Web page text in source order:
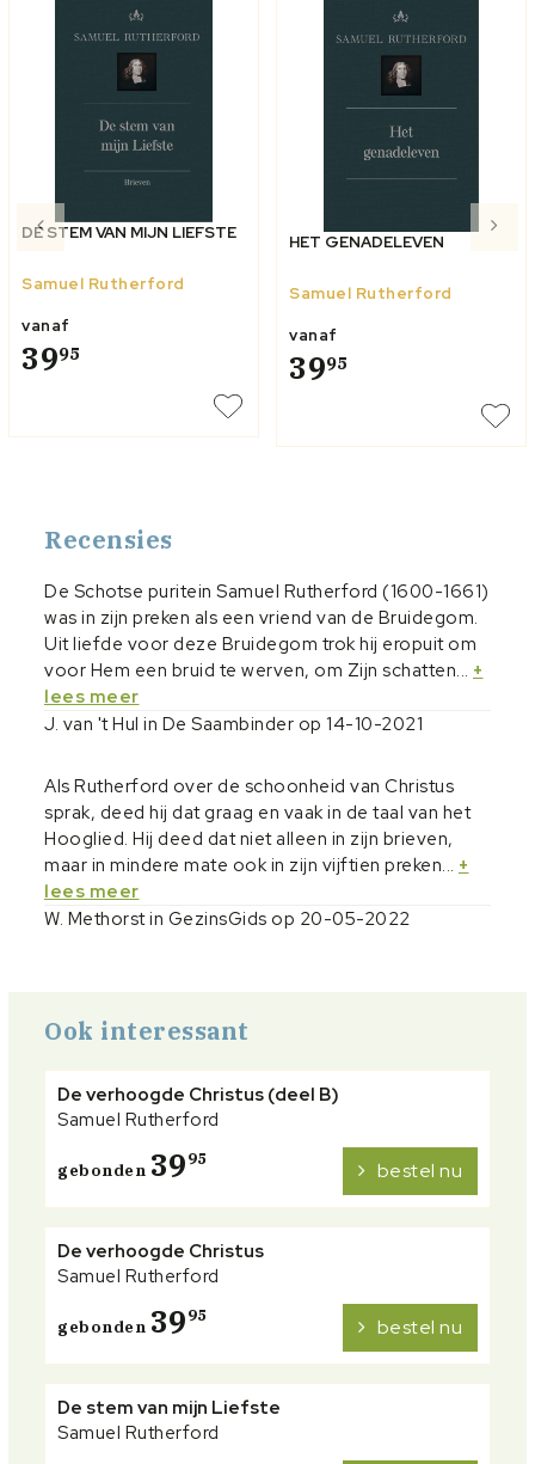
DE STEM VAN MIJN LIEFSTE
Samuel Rutherford
vanaf
3995
HET GENADELEVEN
Samuel Rutherford
vanaf
3995
Recensies
De Schotse puritein Samuel Rutherford (1600-1661)
was in zijn preken als een vriend van de Bruidegom.
Uit liefde voor deze Bruidegom trok hij eropuit om
voor Hem een bruid te werven, om Zijn schatten... +
lees meer
J. van 't Hul in De Saambinder op 14-10-2021
Als Rutherford over de schoonheid van Christus
sprak, deed hij dat graag en vaak in de taal van het
Hooglied. Hij deed dat niet alleen in zijn brieven,
maar in mindere mate ook in zijn vijftien preken... +
lees meer
W. Methorst in GezinsGids op 20-05-2022
Ook interessant
De verhoogde Christus (deel B)
Samuel Rutherford
gebonden 3995 bestel nu
De verhoogde Christus
Samuel Rutherford
gebonden 3995 bestel nu
De stem van mijn Liefste
Samuel Rutherford